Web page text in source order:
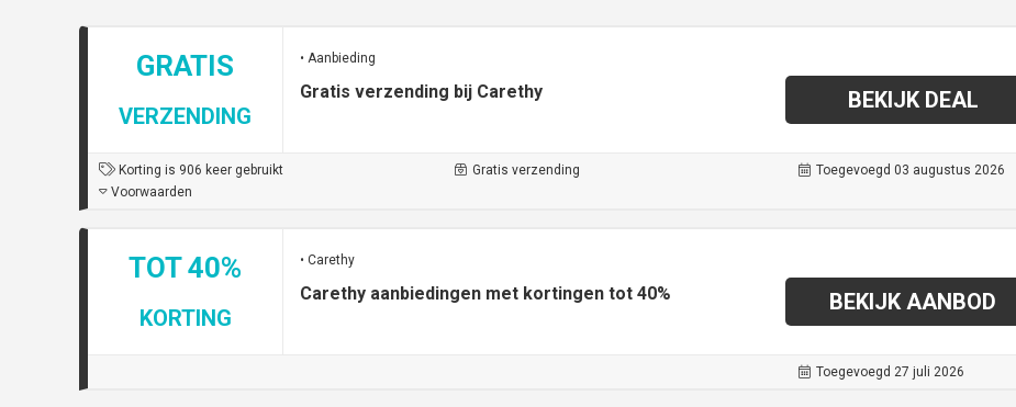
GRATIS
VERZENDING
• Aanbieding
Gratis verzending bij Carethy BEKIJK DEAL
Korting is 906 keer gebruikt
Voorwaarden
Gratis verzending Toegevoegd 03 augustus 2026
TOT 40%
KORTING
• Carethy
Carethy aanbiedingen met kortingen tot 40% BEKIJK AANBOD
Toegevoegd 27 juli 2026